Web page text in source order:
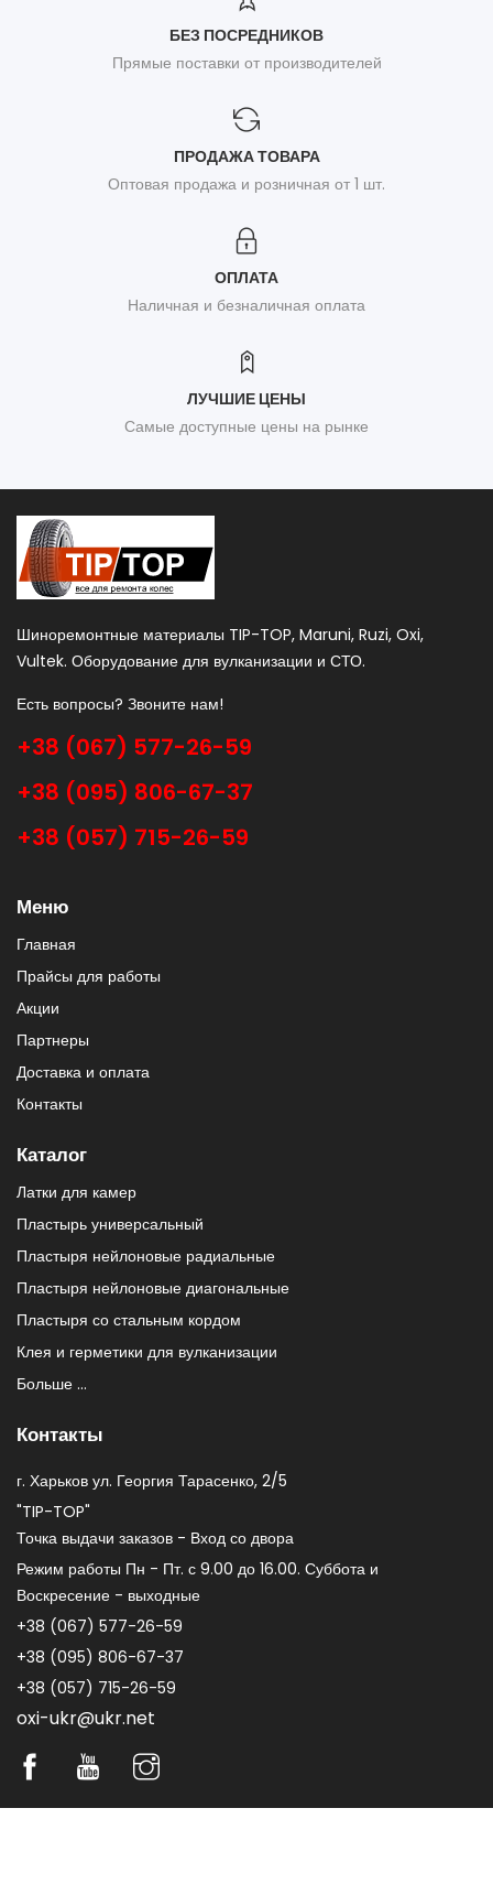
БЕЗ ПОСРЕДНИКОВ
Прямые поставки от производителей
ПРОДАЖА ТОВАРА
Оптовая продажа и розничная от 1 шт.
ОПЛАТА
Наличная и безналичная оплата
ЛУЧШИЕ ЦЕНЫ
Самые доступные цены на рынке
Шиноремонтные материалы TIP-TOP, Maruni, Ruzi, Oxi,
Vultek. Оборудование для вулканизации и СТО.
Есть вопросы? Звоните нам!
+38 (067) 577-26-59
+38 (095) 806-67-37
+38 (057) 715-26-59
Меню
Главная
Прайсы для работы
Акции
Партнеры
Доставка и оплата
Контакты
Каталог
Латки для камер
Пластырь универсальный
Пластыря нейлоновые радиальные
Пластыря нейлоновые диагональные
Пластыря со стальным кордом
Клея и герметики для вулканизации
Больше ...
Контакты
г. Харьков ул. Георгия Тарасенко, 2/5
"TIP-TOP"
Точка выдачи заказов - Вход со двора
Режим работы Пн - Пт. с 9.00 до 16.00. Суббота и
Воскресение - выходные
+38 (067) 577-26-59
+38 (095) 806-67-37
+38 (057) 715-26-59
oxi-ukr@ukr.net